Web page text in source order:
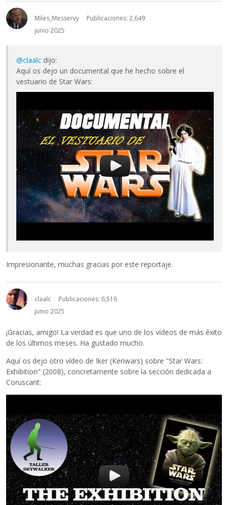
Miles_Messervy
Publicaciones: 2,649
junio 2025
@claalc dijo:
Aquí os dejo un documental que he hecho sobre el
vestuario de Star Wars:
Impresionante, muchas gracias por este reportaje.
claalc
Publicaciones: 6,516
junio 2025
¡Gracias, amigo! La verdad es que uno de los vídeos de más éxito
de los últimos meses. Ha gustado mucho.
Aquí os dejo otro vídeo de Iker (Keriwars) sobre "Star Wars:
Exhibition" (2008), concretamente sobre la sección dedicada a
Coruscant: